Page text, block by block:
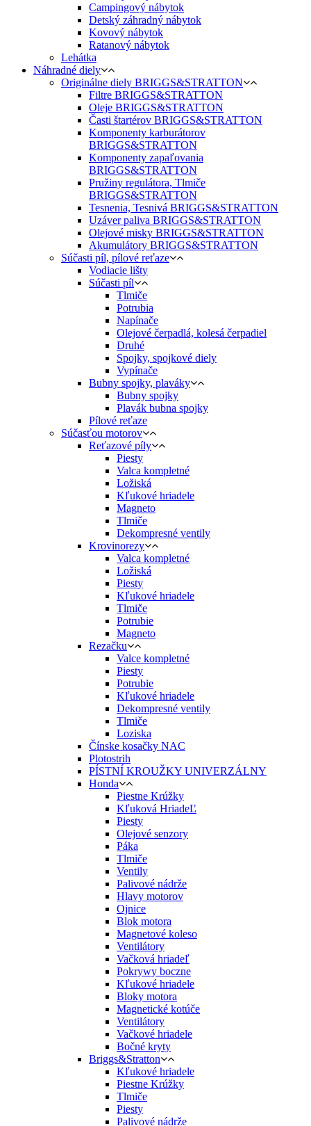
Campingový nábytok
Detský záhradný nábytok
Kovový nábytok
Ratanový nábytok
Lehátka
Náhradné diely
Originálne diely BRIGGS&STRATTON
Filtre BRIGGS&STRATTON
Oleje BRIGGS&STRATTON
Časti štartérov BRIGGS&STRATTON
Komponenty karburátorov
BRIGGS&STRATTON
Komponenty zapaľovania
BRIGGS&STRATTON
Pružiny regulátora, Tlmiče
BRIGGS&STRATTON
Tesnenia, Tesnivá BRIGGS&STRATTON
Uzáver paliva BRIGGS&STRATTON
Olejové misky BRIGGS&STRATTON
Akumulátory BRIGGS&STRATTON
Súčasti píl, pílové reťaze
Vodiacie lišty
Súčasti píl
Tlmiče
Potrubia
Napínače
Olejové čerpadlá, kolesá čerpadiel
Druhé
Spojky, spojkové diely
Vypínače
Bubny spojky, plaváky
Bubny spojky
Plavák bubna spojky
Pílové reťaze
Súčasťou motorov
Reťazové píly
Piesty
Valca kompletné
Ložiská
Kľukové hriadele
Magneto
Tlmiče
Dekompresné ventily
Krovinorezy
Valca kompletné
Ložiská
Piesty
Kľukové hriadele
Tlmiče
Potrubie
Magneto
Rezačku
Valce kompletné
Piesty
Potrubie
Kľukové hriadele
Dekompresné ventily
Tlmiče
Loziska
Čínske kosačky NAC
Plotostrih
PÍSTNÍ KROUŽKY UNIVERZÁLNY
Honda
Piestne Krúžky
Kľuková HriadeĽ
Piesty
Olejové senzory
Páka
Tlmiče
Ventily
Palivové nádrže
Hlavy motorov
Ojnice
Blok motora
Magnetové koleso
Ventilátory
Vačková hriadeľ
Pokrywy boczne
Kľukové hriadele
Bloky motora
Magnetické kotúče
Ventilátory
Vačkové hriadele
Bočné kryty
Briggs&Stratton
Kľukové hriadele
Piestne Krúžky
Tlmiče
Piesty
Palivové nádrže